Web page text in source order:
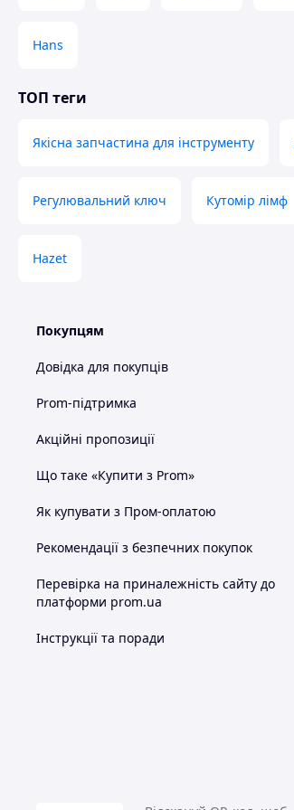
Hans
ТОП теги
Якісна запчастина для інструменту
Регулювальний ключ Кутомір лімф
Hazet
Покупцям
Довідка для покупців
Prom-підтримка
Акційні пропозиції
Що таке «Купити з Prom»
Як купувати з Пром-оплатою
Рекомендації з безпечних покупок
Перевірка на приналежність сайту до
платформи prom.ua
Інструкції та поради